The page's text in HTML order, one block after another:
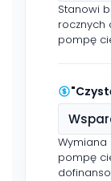
Stanowi
rocznych
pompę
Wymiana
pompę